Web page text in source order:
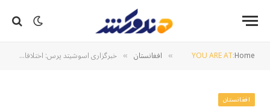
YOU ARE AT:Home
» افغانستان » خبرگزاری اسوشیتد پرس: اختلافات داخلی طالبان از بین رفته و تصمیم‌گیری‌ها توسط رهبرشان صورت می‌گیردروزنامه تلگراف: به دلیل افزایش فقر در افغانستان، اختلافات میان رهبران طالبان عمیق‌تر شده است
افغانستان